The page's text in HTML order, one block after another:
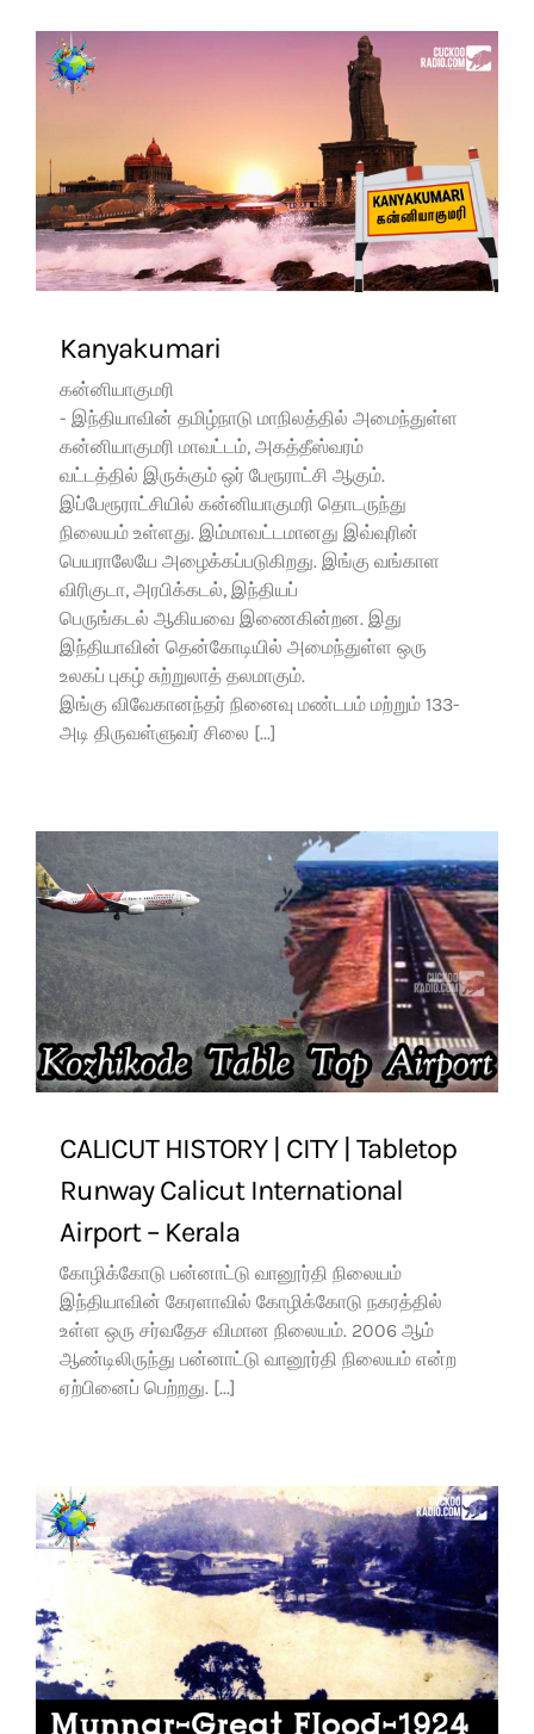
Kanyakumari
கன்னியாகுமரி
- இந்தியாவின் தமிழ்நாடு மாநிலத்தில் அமைந்துள்ள
கன்னியாகுமரி மாவட்டம், அகத்தீஸ்வரம்
வட்டத்தில் இருக்கும் ஒர் பேரூராட்சி ஆகும்.
இப்பேரூராட்சியில் கன்னியாகுமரி தொடருந்து
நிலையம் உள்ளது. இம்மாவட்டமானது இவ்வுரின்
பெயராலேயே அழைக்கப்படுகிறது. இங்கு வங்காள
விரிகுடா, அரபிக்கடல், இந்தியப்
பெருங்கடல் ஆகியவை இணைகின்றன. இது
இந்தியாவின் தென்கோடியில் அமைந்துள்ள ஒரு
உலகப் புகழ் சுற்றுலாத் தலமாகும்.
இங்கு விவேகானந்தர் நினைவு மண்டபம் மற்றும் 133-
அடி திருவள்ளுவர் சிலை [...]
CALICUT HISTORY | CITY | Tabletop
Runway Calicut International
Airport – Kerala
கோழிக்கோடு பன்னாட்டு வானூர்தி நிலையம்
இந்தியாவின் கேரளாவில் கோழிக்கோடு நகரத்தில்
உள்ள ஒரு சர்வதேச விமான நிலையம். 2006 ஆம்
ஆண்டிலிருந்து பன்னாட்டு வானூர்தி நிலையம் என்ற
ஏற்பினைப் பெற்றது. [...]